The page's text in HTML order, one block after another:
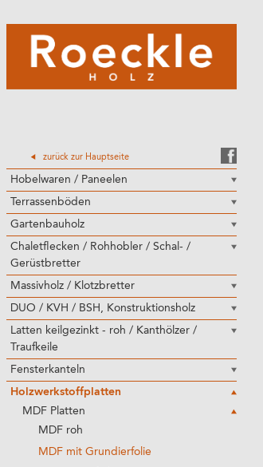
zurück zur Hauptseite
Hobelwaren / Paneelen
Terrassenböden
Gartenbauholz
Chaletflecken / Rohhobler / Schal- /
Gerüstbretter
Massivholz / Klotzbretter
DUO / KVH / BSH, Konstruktionsholz
Latten keilgezinkt - roh / Kanthölzer /
Traufkeile
Fensterkanteln
Holzwerkstoffplatten
MDF Platten
MDF roh
MDF mit Grundierfolie